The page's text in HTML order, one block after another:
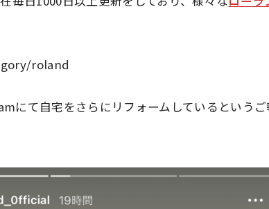
roland
にて自宅をさらにリフォームしている という